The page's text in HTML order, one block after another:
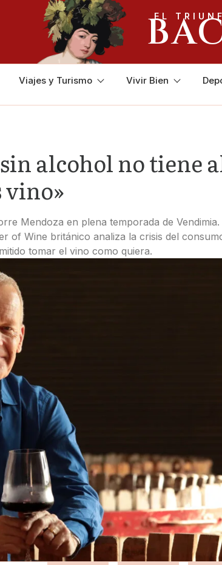
EL
Viajes y Turismo Vivir Bien
alcohol no tiene
vino»
Mendoza en plena temporada de
of Wine británico analiza la crisis del
tomar el vino como quiera.